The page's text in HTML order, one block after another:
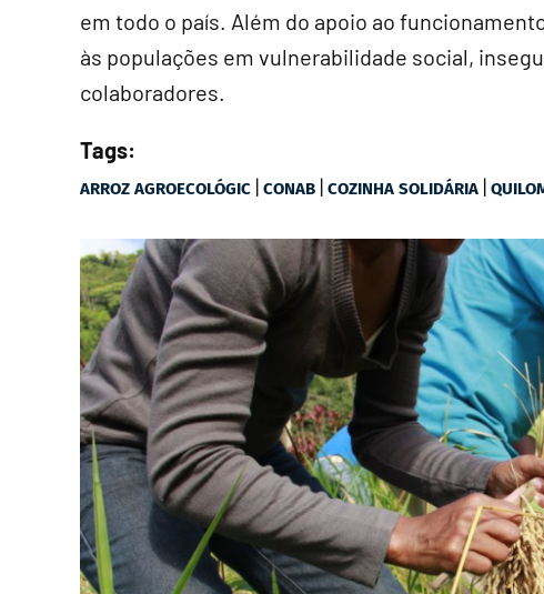
em todo o país. Além do apoio ao
às populações em vulnerabilidade social,
colaboradores.
Tags:
ARROZ AGROECOLÓGIC | CONAB | COZINHA SOLIDÁRIA |